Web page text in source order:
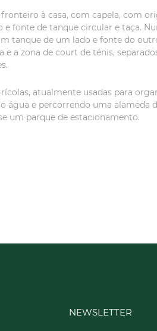
à casa, com capela, com
fonte de tanque circular e taça.
tanque de um lado e fonte do
a zona de court de ténis,
atualmente usadas para
e percorrendo uma alameda
um parque de estacionamento.
NEWSLETTER